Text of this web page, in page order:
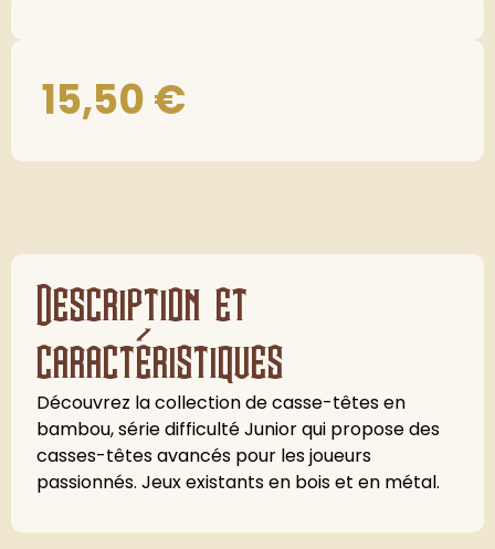
15,50€
Description et
caractéristiques
Découvrez la collection de casse-têtes en
bambou, série difficulté Junior qui propose des
casses-têtes avancés pour les joueurs
passionnés. Jeux existants en bois et en métal.